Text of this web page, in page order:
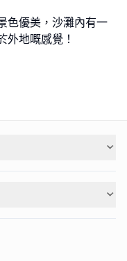
色優美，沙灘內有一